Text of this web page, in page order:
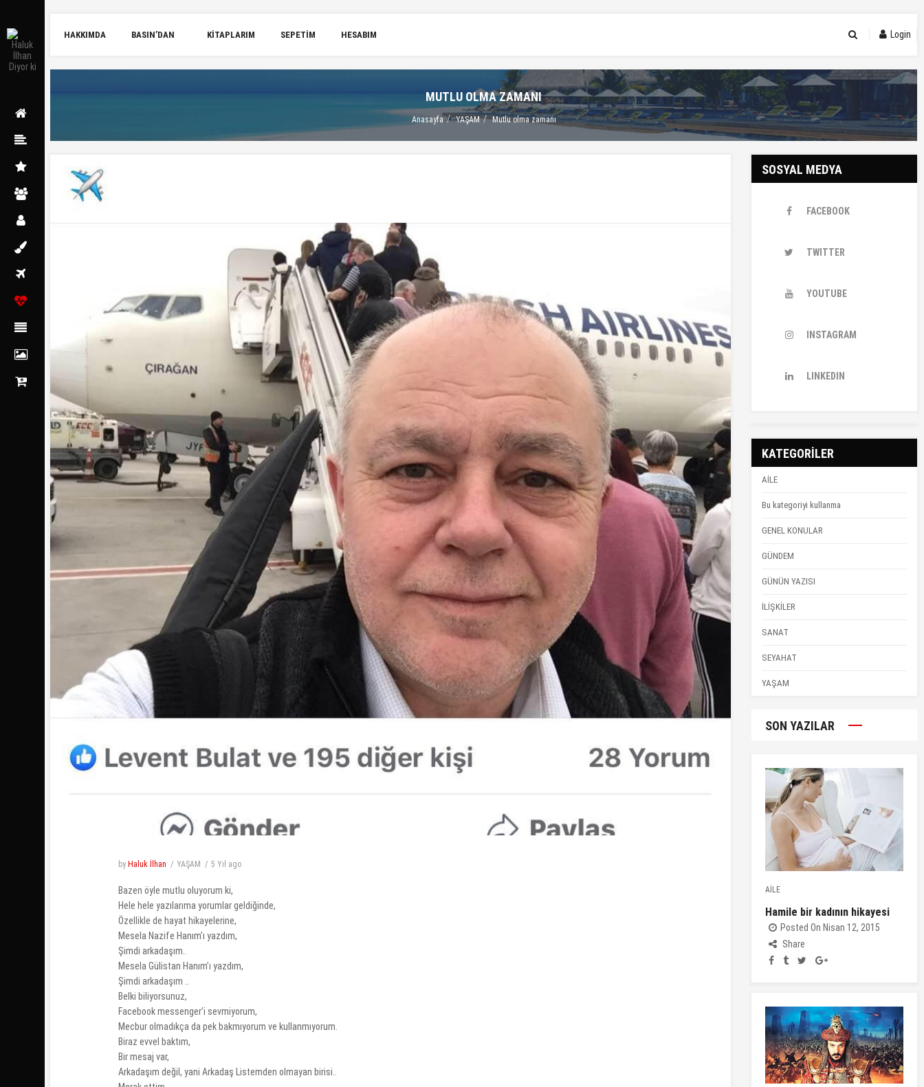
HAKKIMDA BASIN’DAN KITAPLARIM SEPETIM HESABIM Login
MUTLU OLMA ZAMANI
Anasayfa YAŞAM Mutlu olma zamanı
byHaluk İlhan YAŞAM 5 Yıl ago
Bazen öyle mutlu oluyorum ki,
Hele hele yazılarıma yorumlar geldiğinde,
Özellikle de hayat hikayelerine,
Mesela Nazife Hanım’ı yazdım,
Şimdi arkadaşım..
Mesela Gülistan Hanım’ı yazdım,
Şimdi arkadaşım ..
Belki biliyorsunuz,
Facebook messenger’i sevmiyorum,
Mecbur olmadıkça da pek bakmıyorum ve kullanmıyorum.
Biraz evvel baktım,
Bir mesaj var,
Arkadaşım değil, yani Arkadaş Listemden olmayan birisi..
SOSYAL MEDYA
FACEBOOK
TWITTER
YOUTUBE
INSTAGRAM
LINKEDIN
KATEGORİLER
AİLE
Bu kategoriyi kullanma
GENEL KONULAR
GÜNDEM
GÜNÜN YAZISI
İLİŞKİLER
SANAT
SEYAHAT
YAŞAM
SON YAZILAR
AİLE
Hamile bir kadının hikayesi
Posted On Nisan 12, 2015
Share